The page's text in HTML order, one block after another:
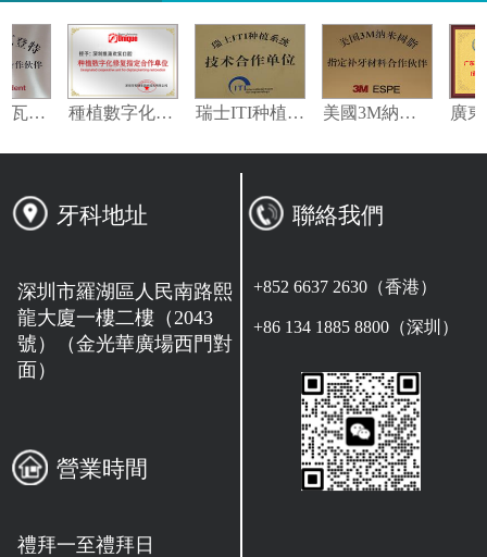
義獲嘉偉瓦特登指定合作夥伴 種植數字化修復指定合作單位 瑞士ITI种植系统技术合作单位 美國3M納米樹脂指定合作夥伴
牙科地址
深圳市羅湖區人民南路熙
龍大廈一樓二樓（2043
號）（金光華廣場西門對
面）
營業時間
禮拜一至禮拜日
聯絡我們
+852 6637 2630（香港）
+86 134 1885 8800（深圳）